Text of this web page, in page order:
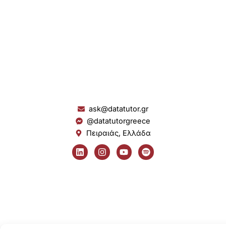
ask@datatutor.gr
@datatutorgreece
Πειραιάς, Ελλάδα
L
i
n
I
n
s
Y
o
u
S
p
o